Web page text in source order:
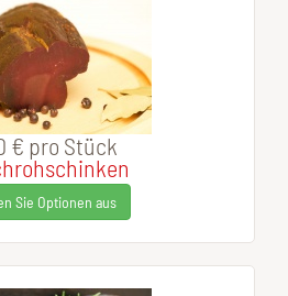
€ pro Stück
Sie Optionen aus